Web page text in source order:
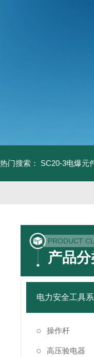
热门搜索： SC20-3电爆元
PRODUCT
产品
电力安全工具系
操作杆
高压验电器